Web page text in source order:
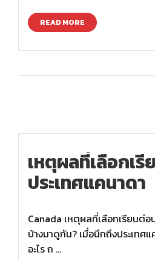
READ MORE
เหตุผลที่เลือกเ
ประเทศแคนาดา
Canada เหตุผลที่เลือกเรียนต่อ
บ้างมาดูกัน? เมื่อนึกถึงประเทศ
อะไร ถ …